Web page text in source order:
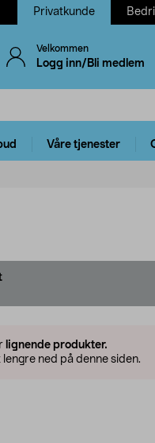
Privatkunde
Velkommen
Logg inn/Bli medlem
Våre tjenester
lignende produkter.
ned på denne siden.